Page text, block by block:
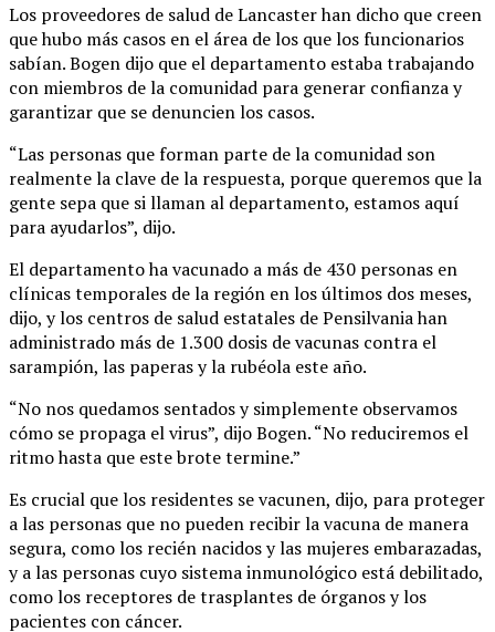
Los proveedores de salud de Lancaster han dicho que creen
que hubo más casos en el área de los que los funcionarios
sabían. Bogen dijo que el departamento estaba trabajando
con miembros de la comunidad para generar confianza y
garantizar que se denuncien los casos.
“Las personas que forman parte de la comunidad son
realmente la clave de la respuesta, porque queremos que la
gente sepa que si llaman al departamento, estamos aquí
para ayudarlos”, dijo.
El departamento ha vacunado a más de 430 personas en
clínicas temporales de la región en los últimos dos meses,
dijo, y los centros de salud estatales de Pensilvania han
administrado más de 1.300 dosis de vacunas contra el
sarampión, las paperas y la rubéola este año.
“No nos quedamos sentados y simplemente observamos
cómo se propaga el virus”, dijo Bogen. “No reduciremos el
ritmo hasta que este brote termine.”
Es crucial que los residentes se vacunen, dijo, para proteger
a las personas que no pueden recibir la vacuna de manera
segura, como los recién nacidos y las mujeres embarazadas,
y a las personas cuyo sistema inmunológico está debilitado,
como los receptores de trasplantes de órganos y los
pacientes con cáncer.